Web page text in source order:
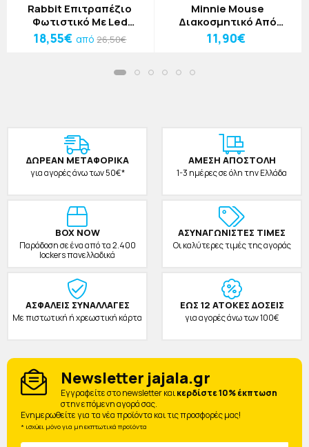
Rabbit Επιτραπέζιο
Φωτιστικό Με Led
Γαλάζιο 40x9x15,5cm
18,55€ από26,50€
Minnie Mouse
Διακοσμητικό Από
Σημύδα 19x23x3cm
11,90€
ΔΩΡΕAΝ ΜΕΤΑΦΟΡΙΚΑ
για αγορές άνω των 50€*
ΑΜΕΣΗ ΑΠΟΣΤΟΛΗ
1-3 ημέρες σε όλη την Ελλάδα
BOX NOW
Παράδοση σε ένα από τα 2.400
lockers πανελλαδικά
ΑΣΥΝΑΓΩΝΙΣΤΕΣ ΤΙΜΕΣ
Οι καλύτερες τιμές της αγοράς
ΑΣΦΑΛΕΙΣ ΣΥΝΑΛΛΑΓΕΣ
Με πιστωτική ή χρεωστική κάρτα
ΕΩΣ 12 ΑΤΟΚΕΣ ΔΟΣΕΙΣ
για αγορές άνω των 100€
Newsletter jajala.gr
Eγγραφείτε στο newsletter καικερδίστε 10% έκπτωση
στην επόμενη αγορά σας.
Ενημερωθείτε για τα νέα προϊόντα και τις προσφορές μας!
* ισχύει μόνο για μη εκπτωτικά προϊόντα